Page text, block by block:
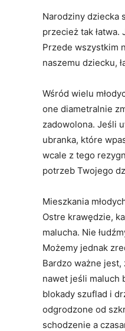
Narodziny dziecka
przecież tak
Przede wszystkim
naszemu dziecku,
Wśród wielu
one diametralnie
zadowolona. Jeśli
ubranka, które
wcale z tego
potrzeb Twojego
Mieszkania
Ostre krawędzie,
malucha. Nie
Możemy jednak
Bardzo ważne
nawet jeśli maluch
blokady szuflad i
odgrodzone od
schodzenie a